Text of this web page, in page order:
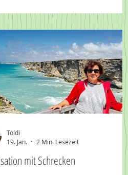
mit Schrecken
Toldi
19. Jan.
2 Min. Lesezeit